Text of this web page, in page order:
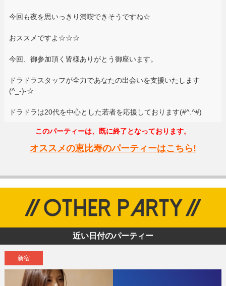
今回も夜を思いっきり満喫できそうですね☆
おススメですよ☆☆☆
今回、御参加頂く皆様ありがとう御座います。
ドラドラスタッフが全力であなたの出会いを支援いたします
(^_-)-☆
ドラドラは20代を中心とした若者を応援しております(#^.^#)
このパーティーは、既に終了となっております。
オススメの恵比寿のパーティーはこちら!
近い日付のパーティー
新宿